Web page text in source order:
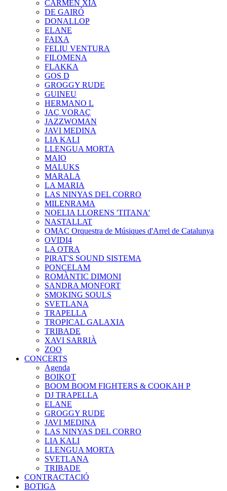
CARMEN XÍA
DE GAIRÓ
DONALLOP
ELANE
FAIXA
FELIU VENTURA
FILOMENA
FLAKKA
GOS D
GROGGY RUDE
GUINEU
HERMANO L
JAÇ VORAÇ
JAZZWOMAN
JAVI MEDINA
LIA KALI
LLENGUA MORTA
MAIO
MALUKS
MARALA
LA MARIA
LAS NINYAS DEL CORRO
MILENRAMA
NOELIA LLORENS 'TITANA'
NASTALLAT
OMAC Orquestra de Músiques d'Arrel de Catalunya
OVIDI4
LA OTRA
PIRAT'S SOUND SISTEMA
PONCELAM
ROMÀNTIC DIMONI
SANDRA MONFORT
SMOKING SOULS
SVETLANA
TRAPELLA
TROPICAL GALAXIA
TRIBADE
XAVI SARRIÀ
ZOO
CONCERTS
Agenda
BOIKOT
BOOM BOOM FIGHTERS & COOKAH P
DJ TRAPELLA
ELANE
GROGGY RUDE
JAVI MEDINA
LAS NINYAS DEL CORRO
LIA KALI
LLENGUA MORTA
SVETLANA
TRIBADE
CONTRACTACIÓ
BOTIGA